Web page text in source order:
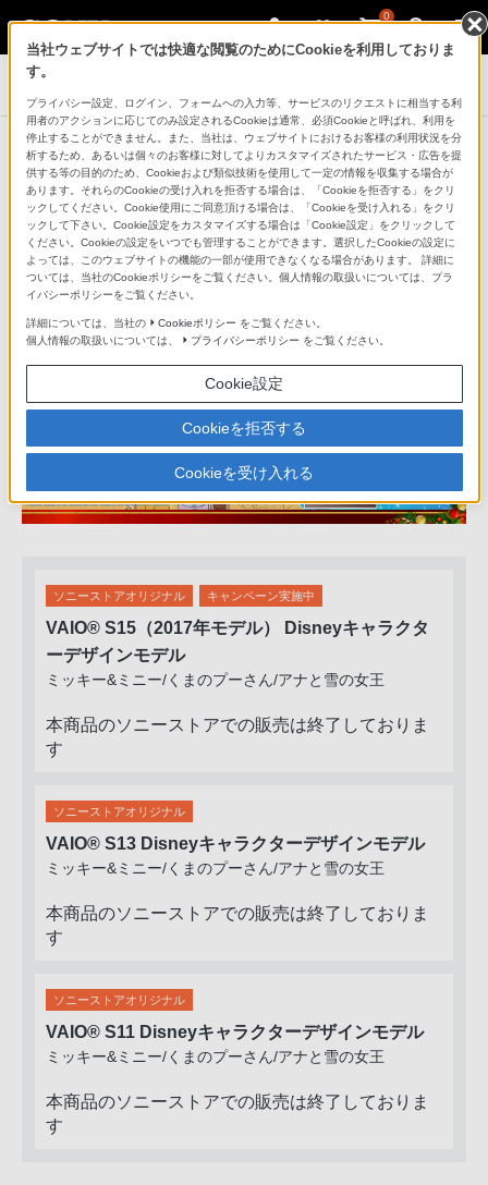
0
VAIO（パーソナルコンピューター）
VAIO®Disneyキャラクターデザイン
モデル
ソニーストアオリジナル キャンペーン実施中
VAIO® S15（2017年モデル） Disneyキャラクタ
ーデザインモデル
ミッキー&ミニー/くまのプーさん/アナと雪の女王
本商品のソニーストアでの販売は終了しておりま
す
ソニーストアオリジナル
VAIO® S13 Disneyキャラクターデザインモデル
ミッキー&ミニー/くまのプーさん/アナと雪の女王
本商品のソニーストアでの販売は終了しておりま
す
ソニーストアオリジナル
VAIO® S11 Disneyキャラクターデザインモデル
ミッキー&ミニー/くまのプーさん/アナと雪の女王
本商品のソニーストアでの販売は終了しておりま
す
当社ウェブサイトでは快適な閲覧のためにCookieを利用しておりま
す。
プライバシー設定、ログイン、フォームへの入力等、サービスのリクエストに相当する利
用者のアクションに応じてのみ設定されるCookieは通常、必須Cookieと呼ばれ、利用を
停止することができません。また、当社は、ウェブサイトにおけるお客様の利用状況を分
析するため、あるいは個々のお客様に対してよりカスタマイズされたサービス・広告を提
供する等の目的のため、Cookieおよび類似技術を使用して一定の情報を収集する場合が
あります。それらのCookieの受け入れを拒否する場合は、「Cookieを拒否する」をクリ
ックしてください。Cookie使用にご同意頂ける場合は、「Cookieを受け入れる」をクリ
ックして下さい。Cookie設定をカスタマイズする場合は「Cookie設定」をクリックして
ください。Cookieの設定をいつでも管理することができます。選択したCookieの設定に
よっては、このウェブサイトの機能の一部が使用できなくなる場合があります。 詳細に
ついては、当社のCookieポリシーをご覧ください。個人情報の取扱いについては、プラ
イバシーポリシーをご覧ください。
詳細については、当社の Cookieポリシー をご覧ください。
個人情報の取扱いについては、
プライバシーポリシー をご覧ください。
Cookie設定
Cookieを拒否する
Cookieを受け入れる